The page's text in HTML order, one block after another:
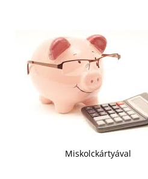
Miskolckártyával